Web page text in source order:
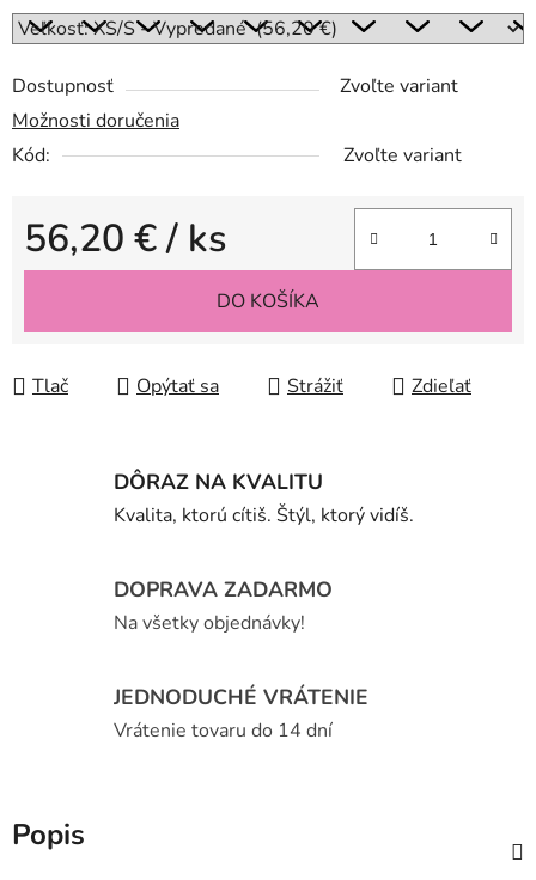
Dostupnosť
Zvoľte variant
Možnosti doručenia
Kód:
Zvoľte variant
56,20 €/ ks
Jednotková cena:
DO KOŠÍKA
Tlač Opýtať sa Strážiť Zdieľať
DÔRAZ NA KVALITU
Kvalita, ktorú cítiš. Štýl, ktorý vidíš.
DOPRAVA ZADARMO
Na všetky objednávky!
JEDNODUCHÉ VRÁTENIE
Vrátenie tovaru do 14 dní
Popis